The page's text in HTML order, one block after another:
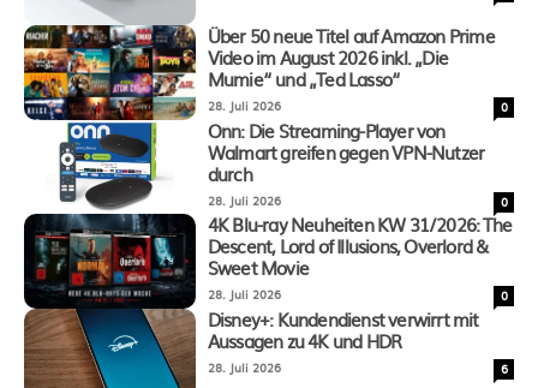
Über 50 neue Titel auf Amazon Prime
Video im August 2026 inkl. „Die
Mumie“ und „Ted Lasso“
28. Juli 2026 0
Onn: Die Streaming-Player von
Walmart greifen gegen VPN-Nutzer
durch
28. Juli 2026 0
4K Blu-ray Neuheiten KW 31/2026: The
Descent, Lord of Illusions, Overlord &
Sweet Movie
28. Juli 2026 0
Disney+: Kundendienst verwirrt mit
Aussagen zu 4K und HDR
28. Juli 2026 6